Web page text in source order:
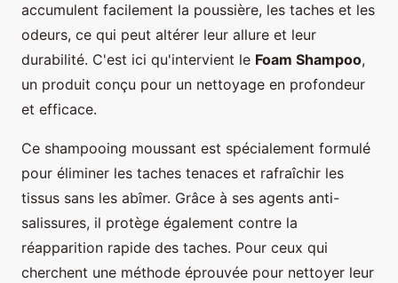
accumulent facilement la poussière, les taches et les
odeurs, ce qui peut altérer leur allure et leur
durabilité. C'est ici qu'intervient le Foam Shampoo,
un produit conçu pour un nettoyage en profondeur
et efficace.
Ce shampooing moussant est spécialement formulé
pour éliminer les taches tenaces et rafraîchir les
tissus sans les abîmer. Grâce à ses agents anti-
salissures, il protège également contre la
réapparition rapide des taches. Pour ceux qui
cherchent une méthode éprouvée pour nettoyer leur